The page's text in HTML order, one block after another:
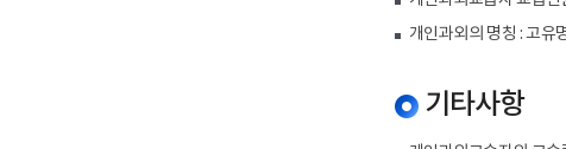
개인과외의 명칭 : 고
기타사항